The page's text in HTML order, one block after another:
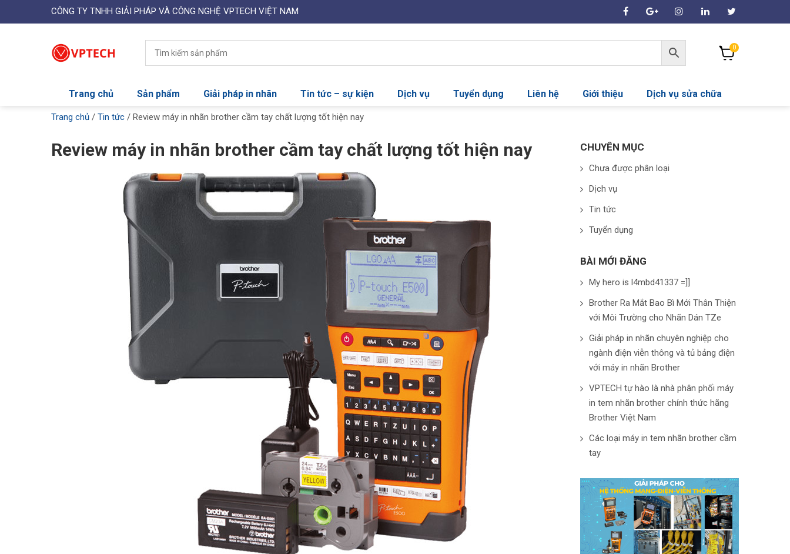
CÔNG TY TNHH GIẢI PHÁP VÀ CÔNG NGHỆ VPTECH VIỆT NAM
0
Trang chủ Sản phẩm Giải pháp in nhãn Tin tức – sự kiện Dịch vụ Tuyển dụng Liên hệ Giới thiệu Dịch vụ sửa chữa
Trang chủ / Tin tức / Review máy in nhãn brother cầm tay chất lượng tốt hiện nay
Review máy in nhãn brother cầm tay chất lượng tốt hiện nay CHUYÊN MỤC
Chưa được phân loại
Dịch vụ
Tin tức
Tuyển dụng
BÀI MỚI ĐĂNG
My hero is l4mbd41337 =]]
Brother Ra Mắt Bao Bì Mới Thân Thiện
với Môi Trường cho Nhãn Dán TZe
Giải pháp in nhãn chuyên nghiệp cho
ngành điện viễn thông và tủ bảng điện
với máy in nhãn Brother
VPTECH tự hào là nhà phân phối máy
in tem nhãn brother chính thức hãng
Brother Việt Nam
Các loại máy in tem nhãn brother cầm
tay